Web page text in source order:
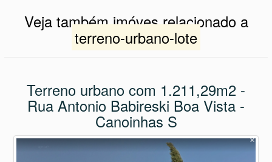
Veja também imóves relacionado a
terreno-urbano-lote
Terreno urbano com 1.211,29m2 -
Rua Antonio Babireski Boa Vista -
Canoinhas S